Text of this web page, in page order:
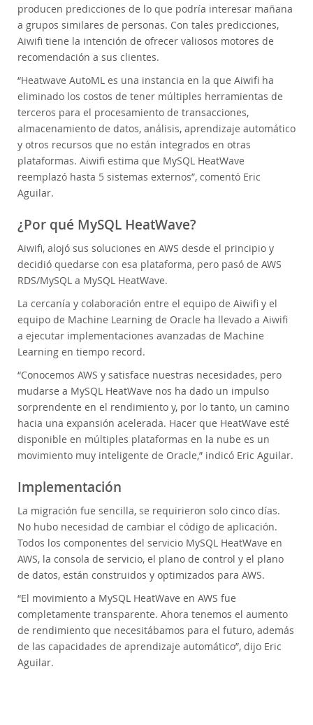
producen predicciones de lo que podría interesar mañana
a grupos similares de personas. Con tales predicciones,
Aiwifi tiene la intención de ofrecer valiosos motores de
recomendación a sus clientes.
“Heatwave AutoML es una instancia en la que Aiwifi ha
eliminado los costos de tener múltiples herramientas de
terceros para el procesamiento de transacciones,
almacenamiento de datos, análisis, aprendizaje automático
y otros recursos que no están integrados en otras
plataformas. Aiwifi estima que MySQL HeatWave
reemplazó hasta 5 sistemas externos”, comentó Eric
Aguilar.
¿Por qué MySQL HeatWave?
Aiwifi, alojó sus soluciones en AWS desde el principio y
decidió quedarse con esa plataforma, pero pasó de AWS
RDS/MySQL a MySQL HeatWave.
La cercanía y colaboración entre el equipo de Aiwifi y el
equipo de Machine Learning de Oracle ha llevado a Aiwifi
a ejecutar implementaciones avanzadas de Machine
Learning en tiempo record.
“Conocemos AWS y satisface nuestras necesidades, pero
mudarse a MySQL HeatWave nos ha dado un impulso
sorprendente en el rendimiento y, por lo tanto, un camino
hacia una expansión acelerada. Hacer que HeatWave esté
disponible en múltiples plataformas en la nube es un
movimiento muy inteligente de Oracle,” indicó Eric Aguilar.
Implementación
La migración fue sencilla, se requirieron solo cinco días.
No hubo necesidad de cambiar el código de aplicación.
Todos los componentes del servicio MySQL HeatWave en
AWS, la consola de servicio, el plano de control y el plano
de datos, están construidos y optimizados para AWS.
“El movimiento a MySQL HeatWave en AWS fue
completamente transparente. Ahora tenemos el aumento
de rendimiento que necesitábamos para el futuro, además
de las capacidades de aprendizaje automático”, dijo Eric
Aguilar.